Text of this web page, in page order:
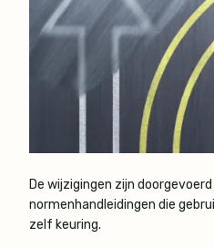
De wijzigingen zijn
normenhandleidingen die
zelf keuring.